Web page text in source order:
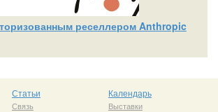
реселлером Anthropic
Статьи
Связь
Календарь
Выставки